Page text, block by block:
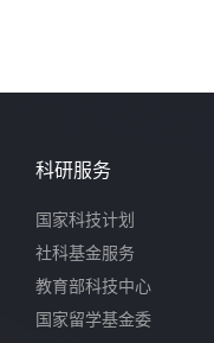
科研服务
国家科技计划
社科基金服务
教育部科技中心
国家留学基金委